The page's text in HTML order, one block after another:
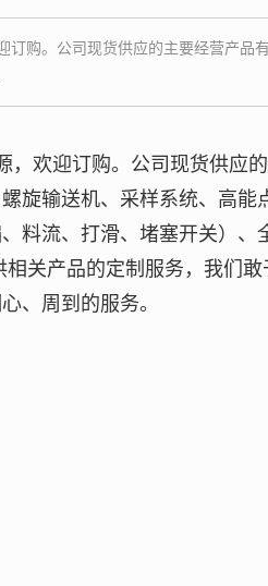
订购。公司现货供应的主要经营产品
欢迎订购。 公司现货供应
旋输送机、采样系统、高能
料流、打滑、堵塞开关）、
关产品的定制服务，我们
、周到的服务。